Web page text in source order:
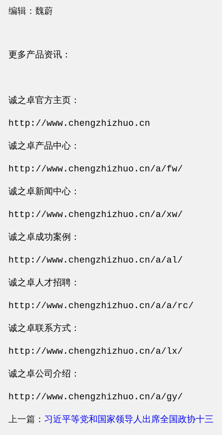
编辑：魏蔚
更多产品资讯：
诚之卓官方主页：
http://www.chengzhizhuo.cn
诚之卓产品中心：
http://www.chengzhizhuo.cn/a/fw/
诚之卓新闻中心：
http://www.chengzhizhuo.cn/a/xw/
诚之卓成功案例：
http://www.chengzhizhuo.cn/a/al/
诚之卓人才招聘：
http://www.chengzhizhuo.cn/a/a/rc/
诚之卓联系方式：
http://www.chengzhizhuo.cn/a/lx/
诚之卓公司介绍：
http://www.chengzhizhuo.cn/a/gy/
上一篇： 习近平等党和国家领导人出席全国政协十三